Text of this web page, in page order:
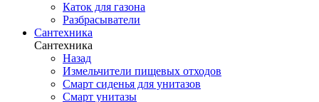
Каток для газона
Разбрасыватели
Сантехника
Сантехника
Назад
Измельчители пищевых отходов
Смарт сиденья для унитазов
Смарт унитазы